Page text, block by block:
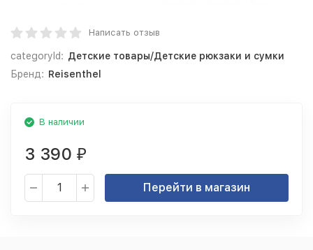
Написать отзыв
categoryId: Детские товары/Детские рюкзаки и сумки
Бренд: Reisenthel
В наличии
3 390 ₽
Перейти в магазин